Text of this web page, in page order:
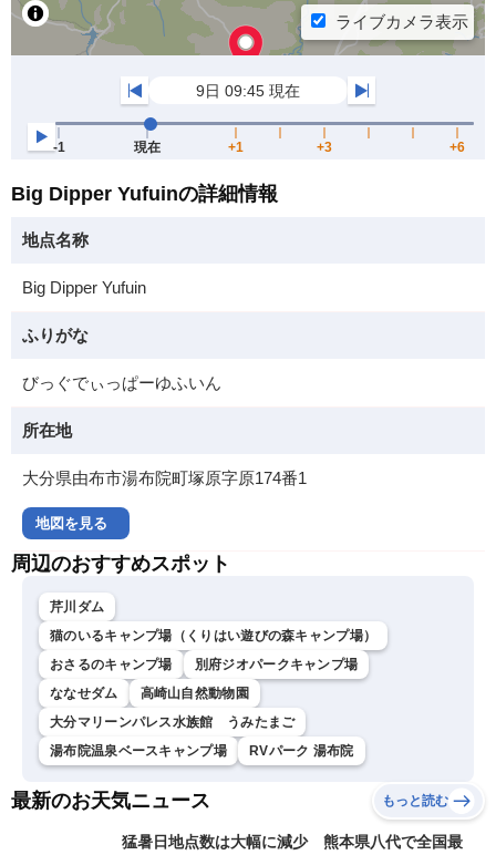
Big Dipper Yufuinの詳細情報
地点名称
Big Dipper Yufuin
ふりがな
びっぐでぃっぱーゆふいん
所在地
大分県由布市湯布院町塚原字原174番1
地図を見る
周辺のおすすめスポット
芹川ダム
猫のいるキャンプ場（くりはい遊びの森キャンプ場）
おさるのキャンプ場
別府ジオパークキャンプ場
ななせダム
高崎山自然動物園
大分マリーンパレス水族館 うみたまご
湯布院温泉ベースキャンプ場
RVパーク 湯布院
最新のお天気ニュース もっと読む
猛暑日地点数は大幅に減少 熊本県八代で全国最